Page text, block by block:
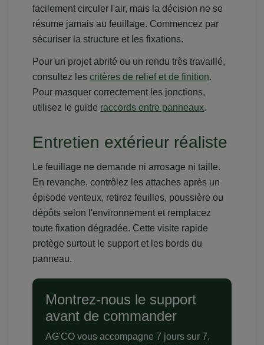
facilement circuler l'air, mais la décision ne se
résume jamais au feuillage. Commencez par
sécuriser la structure et les fixations.
Pour un projet abrité ou un rendu très travaillé,
consultez les critères de relief et de finition.
Pour masquer correctement les jonctions,
utilisez le guide raccords entre panneaux.
Entretien extérieur réaliste
Le feuillage ne demande ni arrosage ni taille.
En revanche, contrôlez les attaches après un
épisode venteux, retirez feuilles, poussière ou
dépôts selon l'environnement et remplacez
toute fixation dégradée. Cette visite rapide
protège surtout le support et les bords du
panneau.
Montrez-nous le support
avant de commander
AG'CO vous accompagne 7 jours sur 7,